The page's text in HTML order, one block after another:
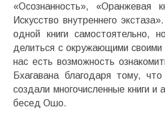
«Осознанность», «Оранжевая
Искусство внутреннего
одной книги самостоятельно,
делиться с окружающими своими
нас есть возможность
Бхагавана благодаря тому,
создали многочисленные книги и
бесед Ошо.